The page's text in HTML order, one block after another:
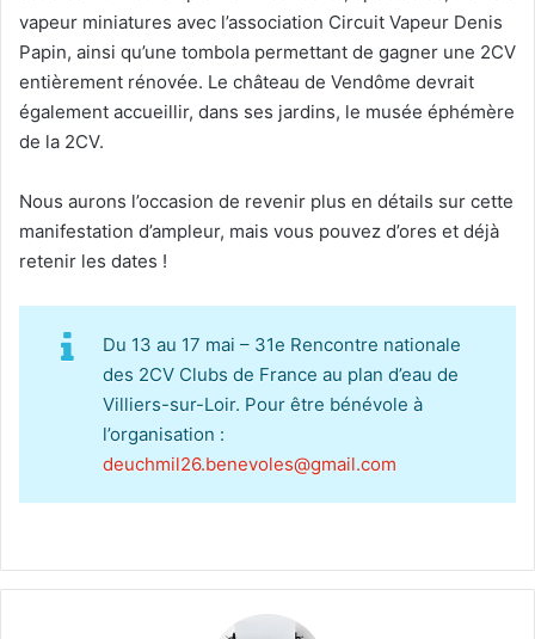
vapeur miniatures avec l’association Circuit Vapeur Denis
Papin, ainsi qu’une tombola permettant de gagner une 2CV
entièrement rénovée. Le château de Vendôme devrait
également accueillir, dans ses jardins, le musée éphémère
de la 2CV.
Nous aurons l’occasion de revenir plus en détails sur cette
manifestation d’ampleur, mais vous pouvez d’ores et déjà
retenir les dates !
Du 13 au 17 mai – 31e Rencontre nationale
des 2CV Clubs de France au plan d’eau de
Villiers-sur-Loir. Pour être bénévole à
l’organisation :
deuchmil26.benevoles@gmail.com